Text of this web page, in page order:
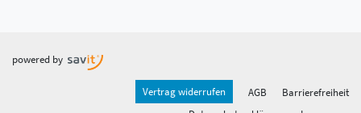
powered by
Vertrag widerrufen AGB
Barrierefreiheit